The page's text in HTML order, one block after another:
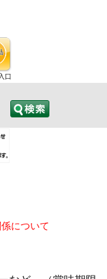
口
について